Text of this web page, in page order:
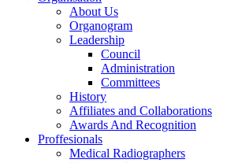
About Us
Organogram
Leadership
Council
Administration
Committees
History
Affiliates and Collaborations
Awards And Recognition
Proffesionals
Medical Radiographers